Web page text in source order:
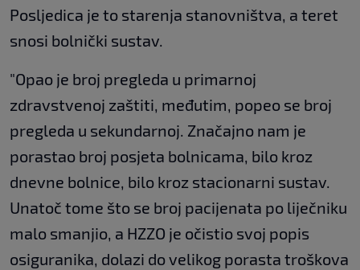
Posljedica je to starenja stanovništva, a teret
snosi bolnički sustav.
"Opao je broj pregleda u primarnoj
zdravstvenoj zaštiti, međutim, popeo se broj
pregleda u sekundarnoj. Značajno nam je
porastao broj posjeta bolnicama, bilo kroz
dnevne bolnice, bilo kroz stacionarni sustav.
Unatoč tome što se broj pacijenata po liječniku
malo smanjio, a HZZO je očistio svoj popis
osiguranika, dolazi do velikog porasta troškova